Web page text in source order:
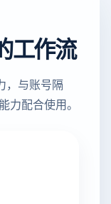
工作流
，与账号隔
力配合使用。